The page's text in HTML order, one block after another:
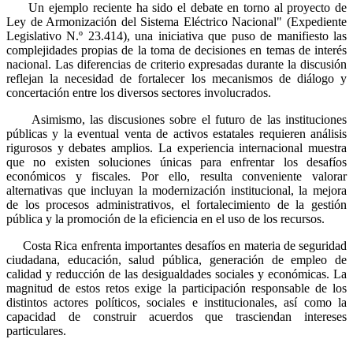
Un ejemplo reciente ha sido el debate en torno al proyecto de
Ley de Armonización del Sistema Eléctrico Nacional" (Expediente
Legislativo N.º 23.414), una iniciativa que puso de manifiesto las
complejidades propias de la toma de decisiones en temas de interés
nacional. Las diferencias de criterio expresadas durante la discusión
reflejan la necesidad de fortalecer los mecanismos de diálogo y
concertación entre los diversos sectores involucrados.
Asimismo, las discusiones sobre el futuro de las instituciones
públicas y la eventual venta de activos estatales requieren análisis
rigurosos y debates amplios. La experiencia internacional muestra
que no existen soluciones únicas para enfrentar los desafíos
económicos y fiscales. Por ello, resulta conveniente valorar
alternativas que incluyan la modernización institucional, la mejora
de los procesos administrativos, el fortalecimiento de la gestión
pública y la promoción de la eficiencia en el uso de los recursos.
Costa Rica enfrenta importantes desafíos en materia de seguridad
ciudadana, educación, salud pública, generación de empleo de
calidad y reducción de las desigualdades sociales y económicas. La
magnitud de estos retos exige la participación responsable de los
distintos actores políticos, sociales e institucionales, así como la
capacidad de construir acuerdos que trasciendan intereses
particulares.